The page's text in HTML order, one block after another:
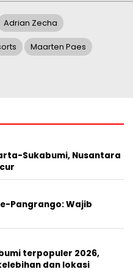
Adrian Zecha
Maarten Paes
Sukabumi, Nusantara
Pangrango: Wajib
terpopuler 2026,
dan lokasi